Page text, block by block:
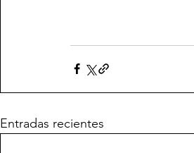
Entradas recientes